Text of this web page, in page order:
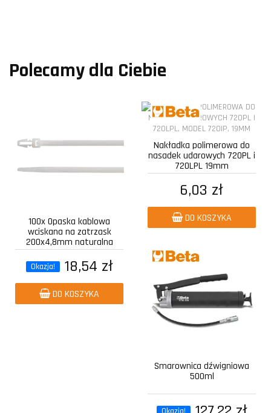
Polecamy dla Ciebie
100x Opaska kablowa
wciskana na zatrzask
200x4,8mm naturalna
Okazja! 18,54 zł
DO KOSZYKA
Nakładka polimerowa do
nasadek udarowych 720PL i
720LPL 19mm
6,03 zł
DO KOSZYKA
Smarownica dźwigniowa
500ml